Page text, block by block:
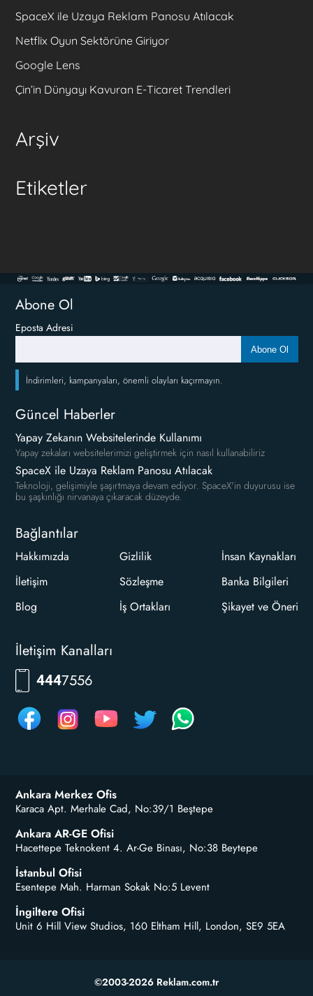
SpaceX ile Uzaya Reklam Panosu Atılacak
Netflix Oyun Sektörüne Giriyor
Google Lens
Çin’in Dünyayı Kavuran E-Ticaret Trendleri
Arşiv
Etiketler
Abone Ol
Eposta Adresi
Abone Ol
İndirimleri, kampanyaları, önemli olayları kaçırmayın.
Güncel Haberler
Yapay Zekanın Websitelerinde Kullanımı
Yapay zekaları websitelerimizi geliştirmek için nasıl kullanabiliriz
SpaceX ile Uzaya Reklam Panosu Atılacak
Teknoloji, gelişimiyle şaşırtmaya devam ediyor. SpaceX'in duyurusu ise
bu şaşkınlığı nirvanaya çıkaracak düzeyde.
Bağlantılar
Hakkımızda
İletişim
Blog
Gizlilik
Sözleşme
İş Ortakları
İnsan Kaynakları
Banka Bilgileri
Şikayet ve Öneri
İletişim Kanalları
444RKLM
Ankara Merkez Ofis
Karaca Apt. Merhale Cad, No:39/1 Beştepe
Ankara AR-GE Ofisi
Hacettepe Teknokent 4. Ar-Ge Binası, No:38 Beytepe
İstanbul Ofisi
Esentepe Mah. Harman Sokak No:5 Levent
İngiltere Ofisi
Unit 6 Hill View Studios, 160 Eltham Hill, London, SE9 5EA
©2003-2026 Reklam.com.tr